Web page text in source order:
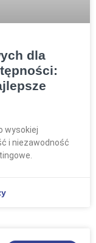
dla
wysokiej
i niezawodność